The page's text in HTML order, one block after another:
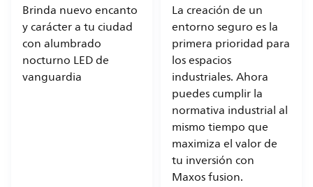
Brinda nuevo encanto
y carácter a tu ciudad
con alumbrado
nocturno LED de
vanguardia
La creación de un
entorno seguro es la
primera prioridad para
los espacios
industriales. Ahora
puedes cumplir la
normativa industrial al
mismo tiempo que
maximiza el valor de
tu inversión con
Maxos fusion.